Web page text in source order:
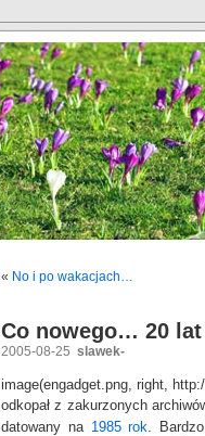
« No i po wakacjach…
Co nowego… 20
2005-08-25 slawek-
image(engadget.png, right,
odkopał z zakurzonych
datowany na 1985 rok.